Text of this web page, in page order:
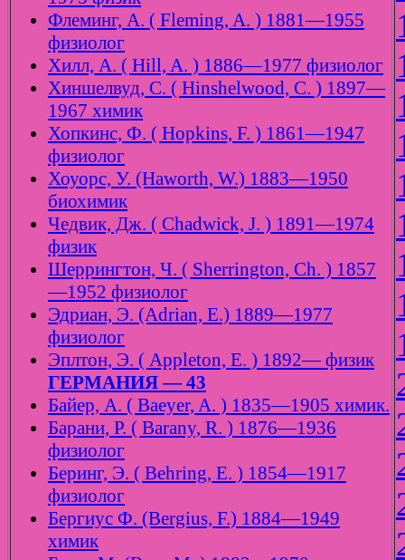
Флеминг, А. ( Fleming, A. ) 1881—1955
физиолог
Хилл, А. ( Hill, A. ) 1886—1977 физиолог
Хиншелвуд, С. ( Hinshelwood, C. ) 1897—
1967 химик
Хопкинс, Ф. ( Hopkins, F. ) 1861—1947
физиолог
Хоуорс, У. (Haworth, W.) 1883—1950
биохимик
Чедвик, Дж. ( Chadwick, J. ) 1891—1974
физик
Шеррингтон, Ч. ( Sherrington, Ch. ) 1857
—1952 физиолог
Эдриан, Э. (Adrian, E.) 1889—1977
физиолог
Эплтон, Э. ( Appleton, E. ) 1892— физик
ГЕРМАНИЯ — 43
Байер, А. ( Baeyer, A. ) 1835—1905 химик.
Барани, Р. ( Barany, R. ) 1876—1936
физиолог
Беринг, Э. ( Behring, E. ) 1854—1917
физиолог
Бергиус Ф. (Bergius, F.) 1884—1949
химик